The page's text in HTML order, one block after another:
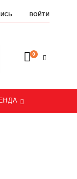
ВОЙТИ
0